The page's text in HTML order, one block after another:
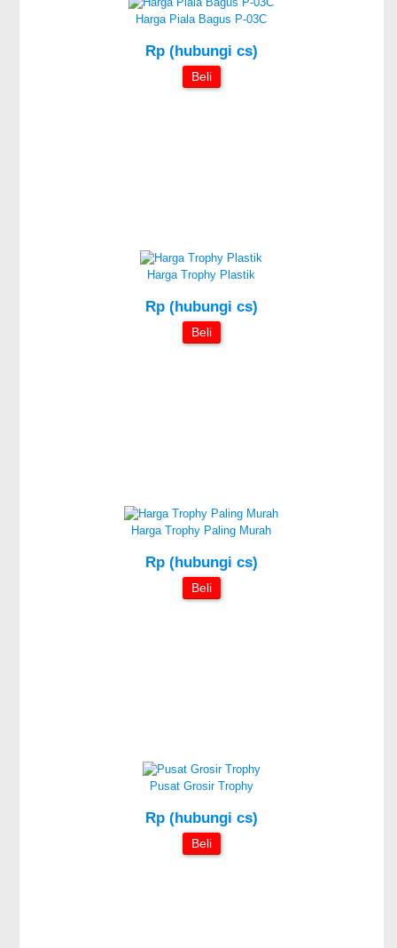
Harga Piala Bagus P-03C
Rp (hubungi cs)
Beli
Harga Trophy Plastik
Rp (hubungi cs)
Beli
Harga Trophy Paling Murah
Rp (hubungi cs)
Beli
Pusat Grosir Trophy
Rp (hubungi cs)
Beli